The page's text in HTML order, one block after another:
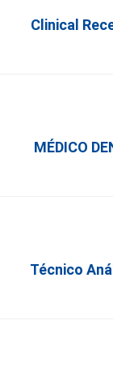
Clinical
MÉDICO
Técnico